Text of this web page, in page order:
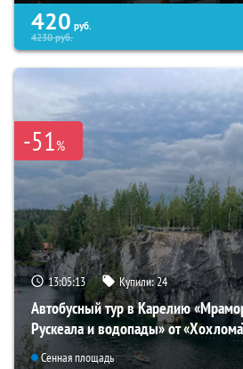
420 руб.
4230руб.
-51%
13:05:12 Купили:24
Автобусный тур в Карелию
Рускеала и водопады» от
Сенная площадь